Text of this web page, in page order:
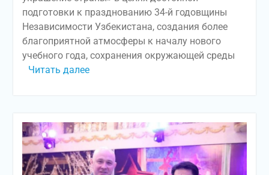
подготовки к празднованию 34-й годовщины
Независимости Узбекистана, создания более
благоприятной атмосферы к началу нового
учебного года, сохранения окружающей среды
Читать далее